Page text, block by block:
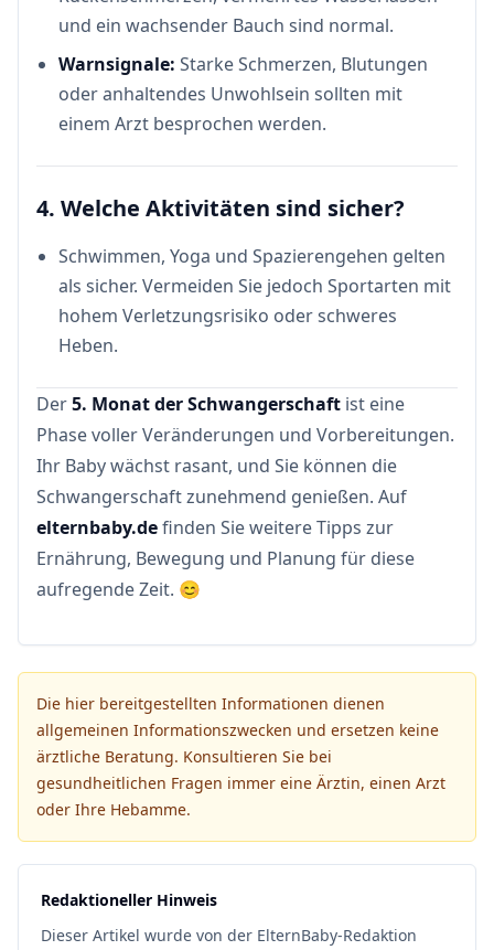
und ein wachsender Bauch sind normal.
Warnsignale: Starke Schmerzen, Blutungen
oder anhaltendes Unwohlsein sollten mit
einem Arzt besprochen werden.
4. Welche Aktivitäten sind sicher?
Schwimmen, Yoga und Spazierengehen gelten
als sicher. Vermeiden Sie jedoch Sportarten mit
hohem Verletzungsrisiko oder schweres
Heben.
Der5. Monat der Schwangerschaft ist eine
Phase voller Veränderungen und Vorbereitungen.
Ihr Baby wächst rasant, und Sie können die
Schwangerschaft zunehmend genießen. Auf
elternbaby.definden Sie weitere Tipps zur
Ernährung, Bewegung und Planung für diese
aufregende Zeit. 😊
Die hier bereitgestellten Informationen dienen
allgemeinen Informationszwecken und ersetzen keine
ärztliche Beratung. Konsultieren Sie bei
gesundheitlichen Fragen immer eine Ärztin, einen Arzt
oder Ihre Hebamme.
Redaktioneller Hinweis
Dieser Artikel wurde von der ElternBaby-Redaktion